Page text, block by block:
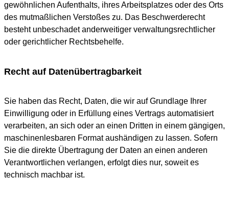
gewöhnlichen Aufenthalts, ihres Arbeitsplatzes oder des Orts
des mutmaßlichen Verstoßes zu. Das Beschwerderecht
besteht unbeschadet anderweitiger verwaltungsrechtlicher
oder gerichtlicher Rechtsbehelfe.
Recht auf Datenübertragbarkeit
Sie haben das Recht, Daten, die wir auf Grundlage Ihrer
Einwilligung oder in Erfüllung eines Vertrags automatisiert
verarbeiten, an sich oder an einen Dritten in einem gängigen,
maschinenlesbaren Format aushändigen zu lassen. Sofern
Sie die direkte Übertragung der Daten an einen anderen
Verantwortlichen verlangen, erfolgt dies nur, soweit es
technisch machbar ist.